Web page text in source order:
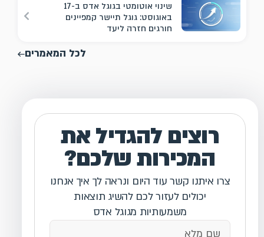
שינוי אוטומטי בגוגל אדס ב-17
באוגוסט: גוגל תיישר קמפיינים
חורגים חזרה ליעד
לכל המאמרים
רוצים להגדיל את
המכירות שלכם?
צרו איתנו קשר עוד היום ונראה לך איך אנחנו
יכולים לעזור לכם להשיג תוצאות
משמעותיות מגוגל אדס